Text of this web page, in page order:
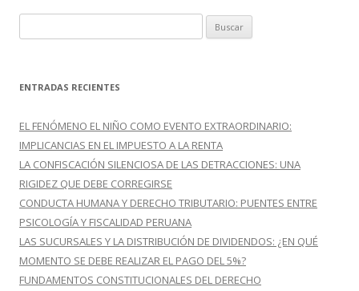
u
c
r
:
ENTRADAS RECIENTES
EL FENÓMENO EL NIÑO COMO EVENTO EXTRAORDINARIO:
IMPLICANCIAS EN EL IMPUESTO A LA RENTA
LA CONFISCACIÓN SILENCIOSA DE LAS DETRACCIONES: UNA
RIGIDEZ QUE DEBE CORREGIRSE
CONDUCTA HUMANA Y DERECHO TRIBUTARIO: PUENTES ENTRE
PSICOLOGÍA Y FISCALIDAD PERUANA
LAS SUCURSALES Y LA DISTRIBUCIÓN DE DIVIDENDOS: ¿EN QUÉ
MOMENTO SE DEBE REALIZAR EL PAGO DEL 5%?
FUNDAMENTOS CONSTITUCIONALES DEL DERECHO